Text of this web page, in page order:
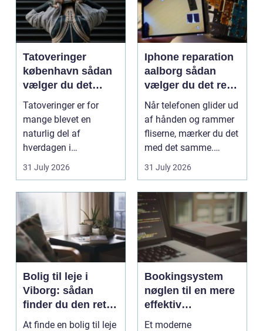
Tatoveringer
københavn sådan
vælger du det
rigtige studie
Tatoveringer er for
mange blevet en
naturlig del af
hverdagen i
København. Byen er
fyldt med dygtige...
31 July 2026
Iphone reparation
aalborg sådan
vælger du det rette
værksted
Når telefonen glider ud
af hånden og rammer
fliserne, mærker du det
med det samme.
Skærmen splintrer...
31 July 2026
Bolig til leje i
Viborg: sådan
finder du den rette
lejlighed
At finde en bolig til leje
Bookingsystem
nøglen til en mere
effektiv
klinikhverdag
Et moderne